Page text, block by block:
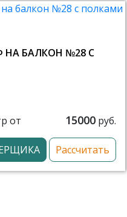
БАЛКОН №28 С
от 15000 руб.
Рассчитать